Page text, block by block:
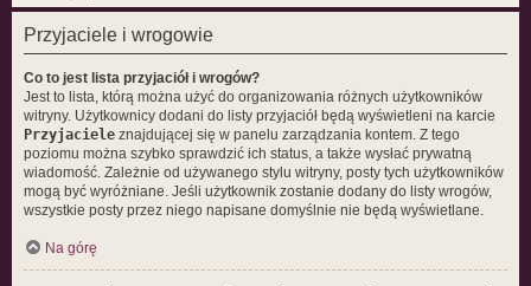
Przyjaciele i wrogowie
Co to jest lista przyjaciół i wrogów?
Jest to lista, którą można użyć do organizowania różnych użytkowników
witryny. Użytkownicy dodani do listy przyjaciół będą wyświetleni na karcie
Przyjaciele znajdującej się w panelu zarządzania kontem. Z tego
poziomu można szybko sprawdzić ich status, a także wysłać prywatną
wiadomość. Zależnie od używanego stylu witryny, posty tych użytkowników
mogą być wyróżniane. Jeśli użytkownik zostanie dodany do listy wrogów,
wszystkie posty przez niego napisane domyślnie nie będą wyświetlane.
Na górę